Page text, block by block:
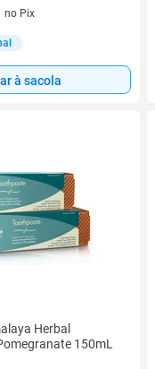
no Pix
à sacola
Herbal
150mL